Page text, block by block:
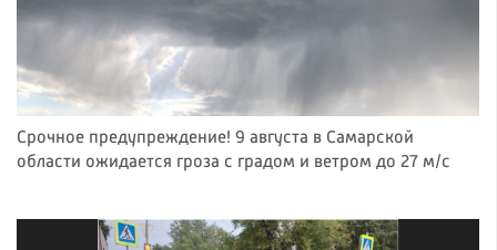
Срочное предупреждение! 9 августа в Самарской
области ожидается гроза с градом и ветром до 27 м/с